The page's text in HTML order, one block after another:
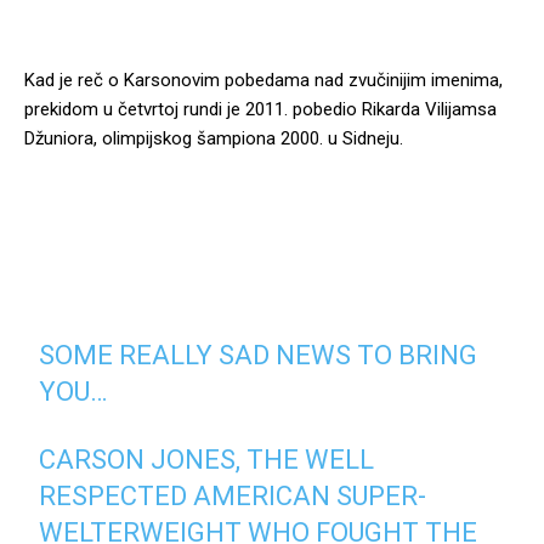
Kad je reč o Karsonovim pobedama nad zvučinijim imenima,
prekidom u četvrtoj rundi je 2011. pobedio Rikarda Vilijamsa
Džuniora, olimpijskog šampiona 2000. u Sidneju.
SOME REALLY SAD NEWS TO BRING
YOU…
CARSON JONES, THE WELL
RESPECTED AMERICAN SUPER-
WELTERWEIGHT WHO FOUGHT THE